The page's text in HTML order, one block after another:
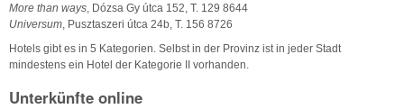
More than ways , Dózsa Gy útca 152, T. 129 8644
Universum , Pusztaszeri útca 24b, T. 156 8726
Hotels gibt es in 5 Kategorien. Selbst in der Provinz ist in jeder Stadt
mindestens ein Hotel der Kategorie II vorhanden.
Unterkünfte online